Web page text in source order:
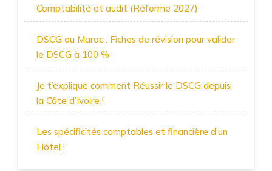
Comptabilité et audit (Réforme 2027)
DSCG au Maroc : Fiches de révision pour valider
le DSCG à 100 %
Je t’explique comment Réussir le DSCG depuis
la Côte d’Ivoire !
Les spécificités comptables et financière d’un
Hôtel !